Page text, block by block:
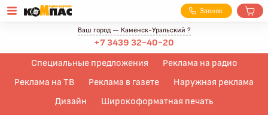
Звонок
Ваш город — Каменск-Уральский ?
+7 3439 32-40-20
Специальные предложения
Реклама на радио
Реклама на ТВ
Реклама в газете
Наружная реклама
Дизайн
Широкоформатная печать